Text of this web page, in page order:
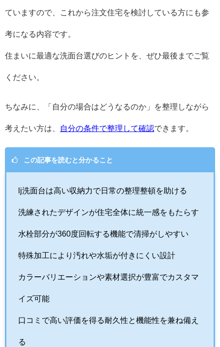
ていますので、これから注文住宅を検討している方にも参
考になる内容です。
住まいに最適な洗面台選びのヒントを、ぜひ最後までご覧
ください。
ちなみに、「自分の場合はどうなるのか」を整理しながら
考えたい方は、 自分の条件で整理して確認できます。
この記事を読むと分かること
lj洗面台は高い収納力で日常の整理整頓を助ける
洗練されたデザインが住宅全体に統一感をもたらす
水栓部分が360度回転する機能で清掃がしやすい
特殊加工により汚れや水垢が付きにくい設計
カラーバリエーションや素材選択が豊富でカスタマ
イズ可能
口コミで高い評価を得る耐久性と機能性を兼ね備え
る